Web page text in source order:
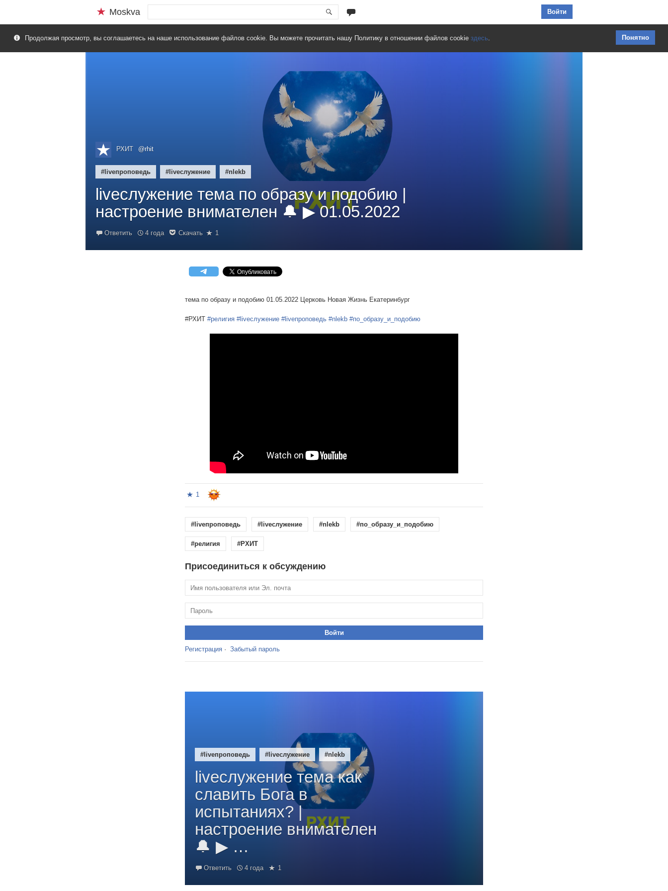
Moskva
Перейти к содержимому
Войти
Понятно
Продолжая просмотр, вы соглашаетесь на наше использование файлов cookie. Вы можете прочитать нашу Политику в отношении файлов cookie здесь.
РХИТ @rhit
#liveпроповедь #liveслужение #nlekb
liveслужение тема по образу и подобию |
настроение внимателен 🔔 ▶ 01.05.2022
Ответить 4 года Скачать 1
тема по образу и подобию 01.05.2022 Церковь Новая Жизнь Екатеринбург
#РХИТ #религия #liveслужение #liveпроповедь #nlekb #по_образу_и_подобию
1
#liveпроповедь #liveслужение #nlekb #по_образу_и_подобию
#религия #РХИТ
Присоединиться к обсуждению
Регистрация · Забытый пароль
#liveпроповедь #liveслужение #nlekb
liveслужение тема как
славить Бога в
испытаниях? |
настроение внимателен
🔔 ▶ …
Ответить 4 года 1